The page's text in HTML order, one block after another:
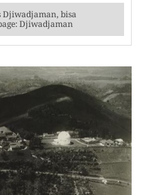
bisa
Djiwadjaman